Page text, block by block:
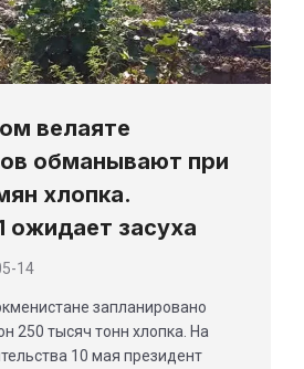
велаяте
обманывают при
хлопка.
ожидает засуха
14
запланировано
250 тысяч тонн хлопка. На
10 мая президент